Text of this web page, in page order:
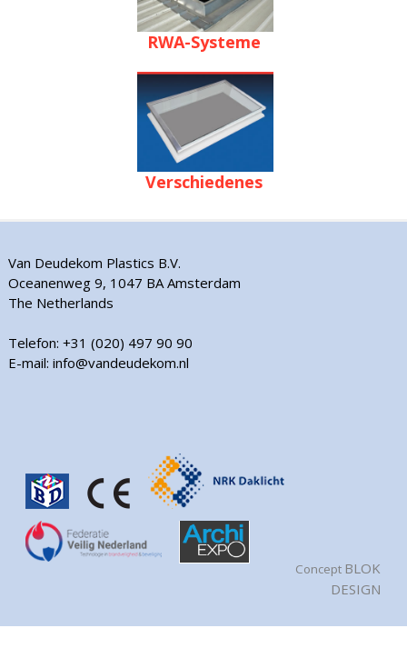
RWA-Systeme
Verschiedenes
Van Deudekom Plastics B.V.
Oceanenweg 9, 1047 BA Amsterdam
The Netherlands
Telefon: +31 (020) 497 90 90
E-mail: info@vandeudekom.nl
Concept BLOK
DESIGN